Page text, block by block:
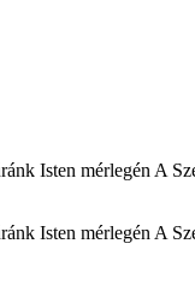
Isten mérlegén A
Isten mérlegén A